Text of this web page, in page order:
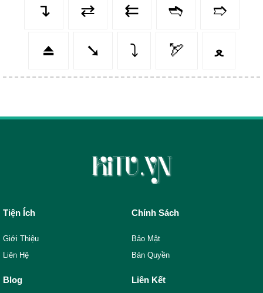
↴ ⇄ ⇇ ➬ ➱
⏏️ ➘ ⤵️ 🏹 ﻌ
Tiện Ích
Giới Thiệu
Liên Hệ
Chính Sách
Bảo Mật
Bản Quyền
Blog Liên Kết